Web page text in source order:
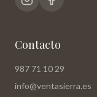
Contacto
987 71 10 29
info@ventasierra.es